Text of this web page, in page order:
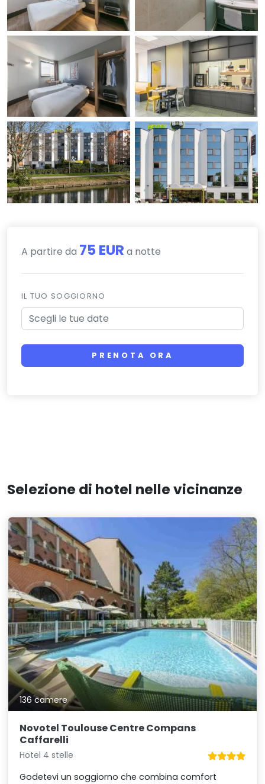
A partire da 75 EUR a notte
IL TUO SOGGIORNO
PRENOTA ORA
Selezione di hotel nelle vicinanze
136 camere
Novotel Toulouse Centre Compans
Caffarelli
Hotel 4 stelle
Godetevi un soggiorno che combina comfort